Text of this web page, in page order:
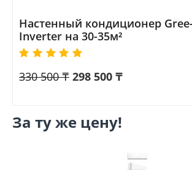
Настенный кондиционер
Inverter на 30-35м²
330 500 ₸ 298 500 ₸
За ту же цену!